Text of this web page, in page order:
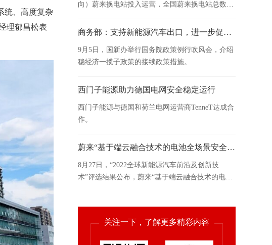
统、高度复杂
理郁昌松表
向）蔚来换电站投入运营，全国蔚来换电站总数突
商务部：支持新能源汽车出口，进一步促进汽车消费
9月5日，国新办举行国务院政策例行吹风会，介绍
稳经济一揽子政策的接续政策措施。
西门子能源助力德国电网安全稳定运行
西门子能源与德国和荷兰电网运营商TenneT达成合
作。
蔚来“基于端云融合技术的电池全场景安全解决方案” 获评“2022全球新能源汽车创新技术”
8月27日，“2022全球新能源汽车前沿及创新技
术”评选结果公布，蔚来“基于端云融合技术的电池
关注一下，了解更多精彩内容